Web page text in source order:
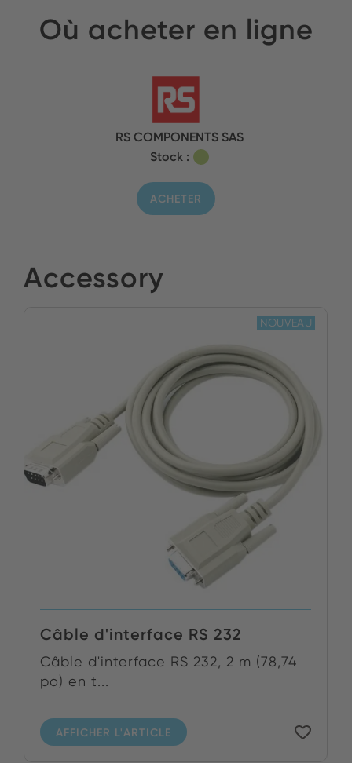
Où acheter en ligne
RS COMPONENTS SAS
Stock :
ACHETER
Accessory
Câble d'interface RS 232
Câble d'interface RS 232, 2 m (78,74
po) en t...
AFFICHER L'ARTICLE
NOUVEAU